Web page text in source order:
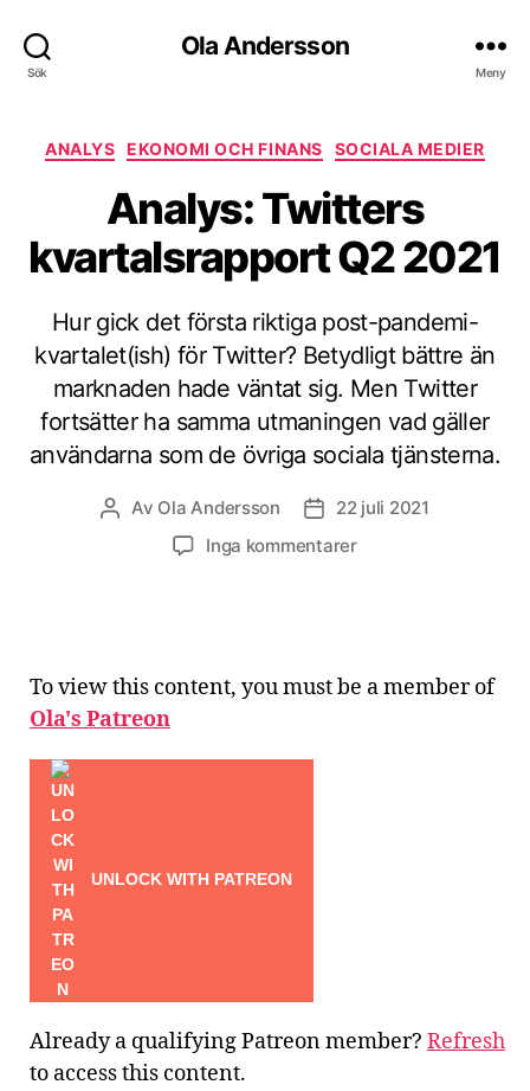
Sök
Ola Andersson
Meny
Kategorier
ANALYS EKONOMI OCH FINANS SOCIALA MEDIER
Analys: Twitters
kvartalsrapport Q2 2021
Hur gick det första riktiga post-pandemi-
kvartalet(ish) för Twitter? Betydligt bättre än
marknaden hade väntat sig. Men Twitter
fortsätter ha samma utmaningen vad gäller
användarna som de övriga sociala tjänsterna.
Inläggsförfattare
Av Ola Andersson Inläggsdatum
22 juli 2021
Inga kommentarertill
To view this content, you must be a member of
Ola's Patreon
UNLOCK WITH PATREON
Already a qualifying Patreon member? Refresh
to access this content.